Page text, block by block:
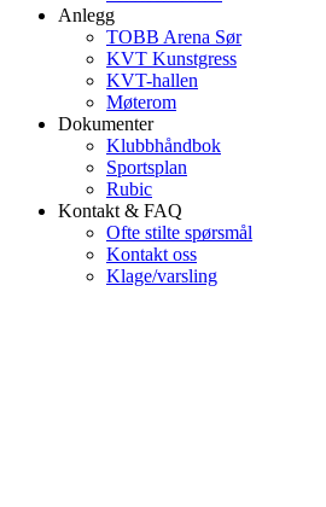
Anlegg
TOBB Arena Sør
KVT Kunstgress
KVT-hallen
Møterom
Dokumenter
Klubbhåndbok
Sportsplan
Rubic
Kontakt & FAQ
Ofte stilte spørsmål
Kontakt oss
Klage/varsling